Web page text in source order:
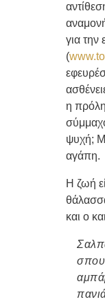
για
(
η
ψυχή;
αγάπη.
Η ζωή
και ο